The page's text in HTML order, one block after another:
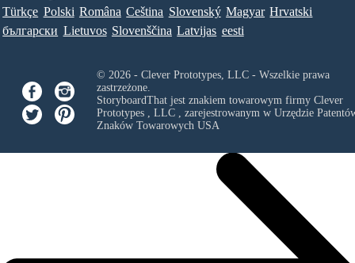
Türkçe Polski Româna Ceština Slovenský Magyar Hrvatski
български Lietuvos Slovenščina Latvijas eesti
© 2026 - Clever Prototypes, LLC - Wszelkie prawa
zastrzeżone.
StoryboardThat jest znakiem towarowym firmy Clever
Prototypes , LLC, zarejestrowanym w Urzędzie
Znaków Towarowych USA